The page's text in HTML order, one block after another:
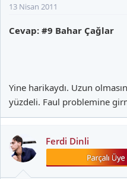
13 Nisan 2011
Cevap: #9 Bahar Çağlar
Yine harikaydı. Uzun
yüzdeli. Faul problemine
Ferdi Dinli